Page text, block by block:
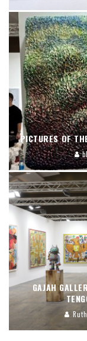
PICTURES OF
GAJAH